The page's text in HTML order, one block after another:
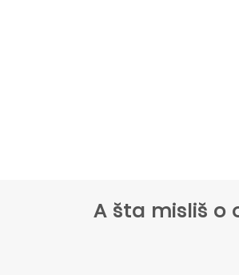
A šta misliš o